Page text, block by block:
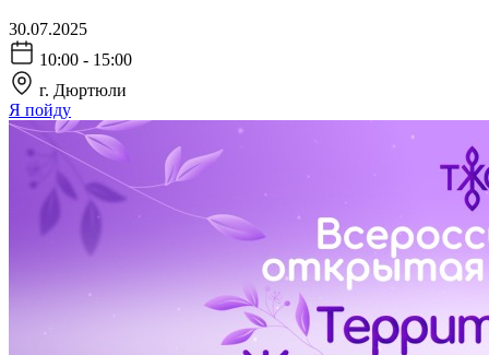
30.07.2025
10:00 - 15:00
г. Дюртюли
Я пойду